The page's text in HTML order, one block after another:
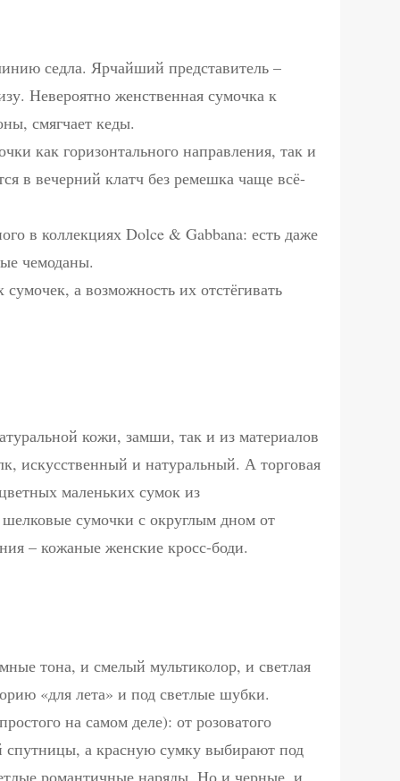
седла. Ярчайший представитель –
Невероятно женственная сумочка к
смягчает кеды.
как горизонтального направления, так и
в вечерний клатч без ремешка чаще всё-
в коллекциях Dolce & Gabbana: есть даже
чемоданы.
а возможность их отстёгивать
кожи, замши, так и из материалов
искусственный и натуральный. А торговая
маленьких сумок из
сумочки с округлым дном от
– кожаные женские кросс-боди.
тона, и смелый мультиколор, и светлая
«для лета» и под светлые шубки.
на самом деле): от розоватого
спутницы, а красную сумку выбирают под
романтичные наряды. Но и черные, и